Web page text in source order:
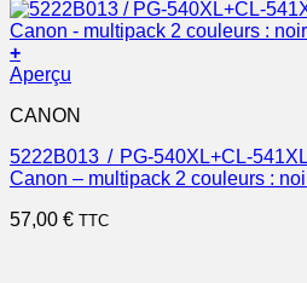
+
Aperçu
CANON
5222B013 / PG-540XL+CL-
Canon – multipack 2 couleurs :
57,00 € TTC